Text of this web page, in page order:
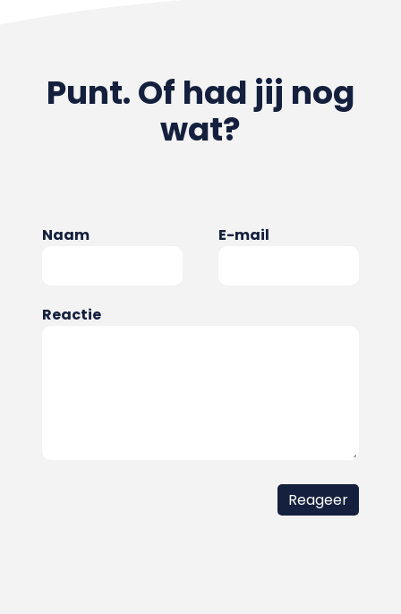
Punt. Of had jij nog
wat?
Naam E-mail
Reactie